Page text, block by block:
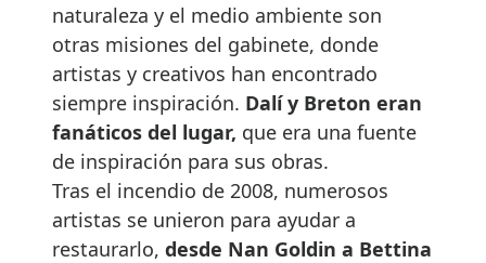
naturaleza y el medio ambiente son
otras misiones del gabinete, donde
artistas y creativos han encontrado
siempre inspiración. Dalí y Breton eran
fanáticos del lugar, que era una fuente
de inspiración para sus obras.
Tras el incendio de 2008, numerosos
artistas se unieron para ayudar a
restaurarlo, desde Nan Goldin a Bettina